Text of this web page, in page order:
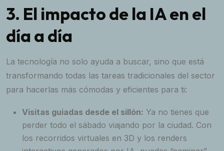
3. El impacto de la IA en el
día a día
La tecnología no solo ayuda a buscar, sino que está
transformando todas las tareas tradicionales del sector
para hacerlas más cómodas y eficientes para ti:
Visitas guiadas desde el sillón: Ya no tienes que
perder todo el sábado viajando por la ciudad. Con
los recorridos virtuales en 3D y los renders